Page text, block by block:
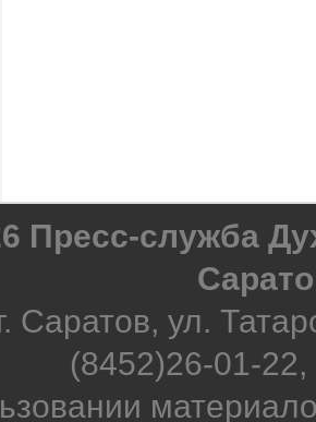
Пресс-служба
Саратов, ул.
(8452)26-01-